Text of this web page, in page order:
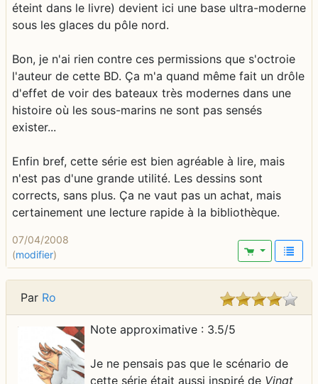
éteint dans le livre) devient ici une base ultra-moderne
sous les glaces du pôle nord.
Bon, je n'ai rien contre ces permissions que s'octroie
l'auteur de cette BD. Ça m'a quand même fait un drôle
d'effet de voir des bateaux très modernes dans une
histoire où les sous-marins ne sont pas sensés
exister...
Enfin bref, cette série est bien agréable à lire, mais
n'est pas d'une grande utilité. Les dessins sont
corrects, sans plus. Ça ne vaut pas un achat, mais
certainement une lecture rapide à la bibliothèque.
07/04/2008
(modifier)
Par Ro
Note approximative : 3.5/5
Je ne pensais pas que le scénario de
cette série était aussi inspiré de Vingt